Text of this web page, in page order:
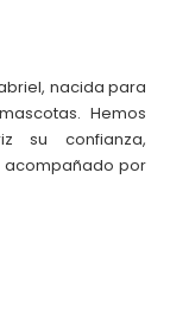
nacida para
Hemos
su confianza,
acompañado por